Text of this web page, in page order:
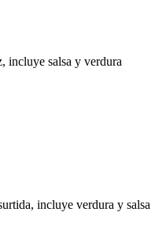
incluye salsa y verdura
incluye verdura y salsa